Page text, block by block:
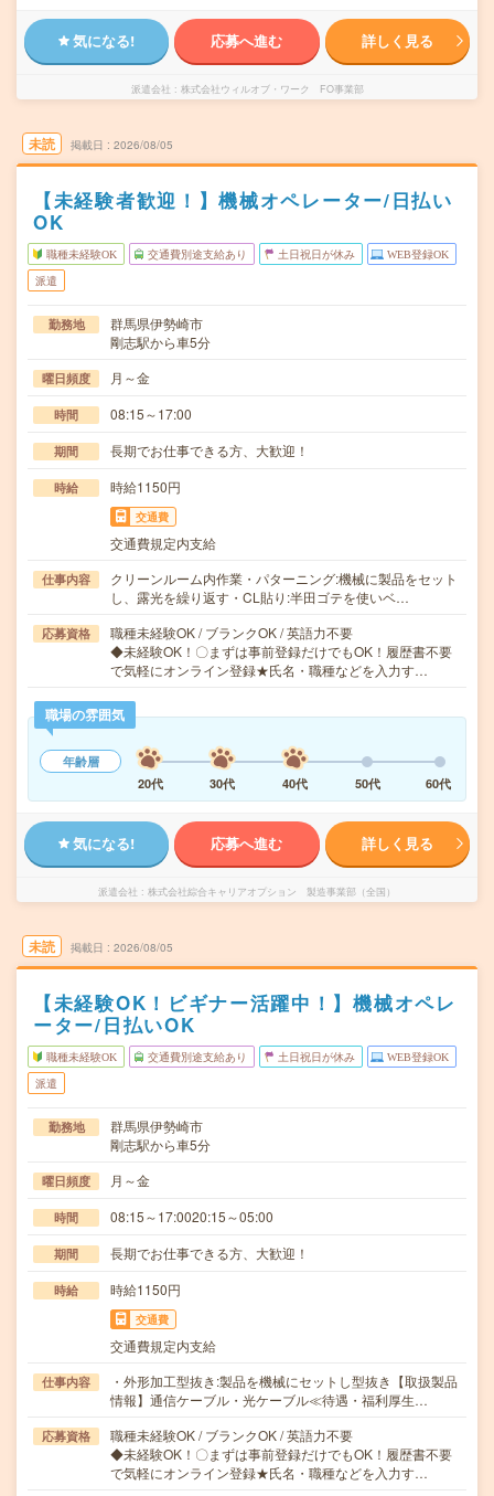
気になる! 応募へ進む 詳しく見る
派遣会社 株式会社ウィルオブ・ワーク FO事業部
未読 掲載日 2026/08/05
【未経験者歓迎！】機械オペレーター/日払い
OK
職種未経験OK 交通費別途支給あり 土日祝日が休み WEB登録OK
派遣
勤務地
群馬県伊勢崎市
剛志駅から車5分
曜日頻度 月～金
時間 08:15～17:00
期間 長期でお仕事できる方、大歓迎！
時給 時給1150円
交通費
交通費規定内支給
仕事内容
クリーンルーム内作業・パターニング:機械に製品をセット
し、露光を繰り返す・CL貼り:半田ゴテを使いベ…
応募資格
職種未経験OK / ブランクOK / 英語力不要
◆未経験OK！〇まずは事前登録だけでもOK！履歴書不要
で気軽にオンライン登録★氏名・職種などを入力す…
職場の雰囲気
年齢層
20代
30代 40代 50代 60代
気になる! 応募へ進む 詳しく見る
派遣会社 株式会社綜合キャリアオプション 製造事業部（全国）
未読 掲載日 2026/08/05
【未経験OK！ビギナー活躍中！】機械オペレ
ーター/日払いOK
職種未経験OK 交通費別途支給あり 土日祝日が休み WEB登録OK
派遣
勤務地
群馬県伊勢崎市
剛志駅から車5分
曜日頻度 月～金
時間 08:15～17:0020:15～05:00
期間 長期でお仕事できる方、大歓迎！
時給 時給1150円
交通費
交通費規定内支給
仕事内容
・外形加工型抜き:製品を機械にセットし型抜き【取扱製品
情報】通信ケーブル・光ケーブル≪待遇・福利厚生…
応募資格
職種未経験OK / ブランクOK / 英語力不要
◆未経験OK！〇まずは事前登録だけでもOK！履歴書不要
で気軽にオンライン登録★氏名・職種などを入力す…